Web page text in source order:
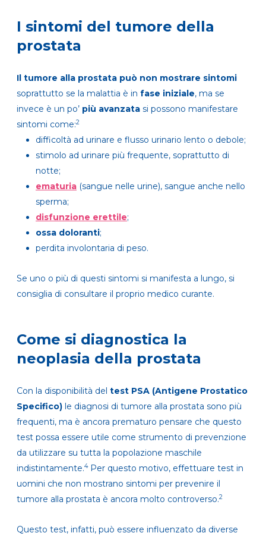
I sintomi del tumore della
prostata
Il tumore alla prostata può non mostrare sintomi
soprattutto se la malattia è in fase iniziale, ma se
invece è un po’ più avanzata si possono manifestare
sintomi come:2
difficoltà ad urinare e flusso urinario lento o debole;
stimolo ad urinare più frequente, soprattutto di
notte;
ematuria (sangue nelle urine), sangue anche nello
sperma;
disfunzione erettile;
ossa doloranti;
perdita involontaria di peso.
Se uno o più di questi sintomi si manifesta a lungo, si
consiglia di consultare il proprio medico curante.
Come si diagnostica la
neoplasia della prostata
Con la disponibilità del test PSA (Antigene Prostatico
Specifico) le diagnosi di tumore alla prostata sono più
frequenti, ma è ancora prematuro pensare che questo
test possa essere utile come strumento di prevenzione
da utilizzare su tutta la popolazione maschile
indistintamente.4Per questo motivo, effettuare test in
uomini che non mostrano sintomi per prevenire il
tumore alla prostata è ancora molto controverso.2
Questo test, infatti, può essere influenzato da diverse